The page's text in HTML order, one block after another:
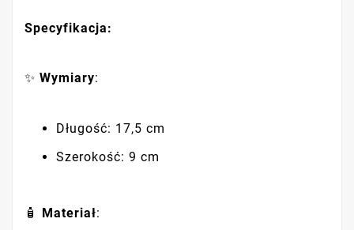
Specyfikacja:
✨ Wymiary:
Długość: 17,5 cm
Szerokość: 9 cm
🧴 Materiał: